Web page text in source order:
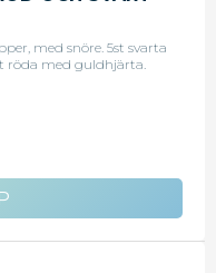
med snöre. 5st svarta
röda med guldhjärta.